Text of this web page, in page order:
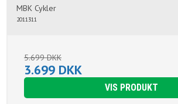
MBK Cykler
2011311
5.699 DKK
3.699 DKK
VIS PRODUKT